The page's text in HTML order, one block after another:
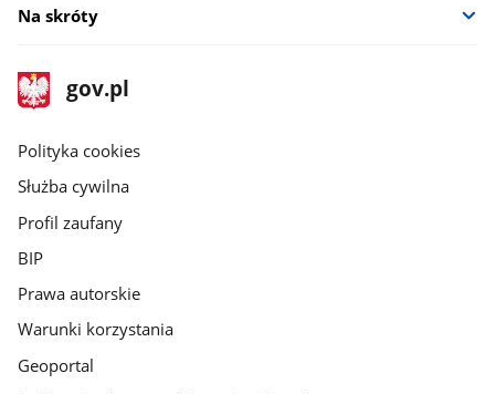
Na skróty
stopka
gov.pl
Strona
gov.pl
gov.pl
Polityka cookies
Służba cywilna
Profil zaufany
BIP
Prawa autorskie
Warunki korzystania
Geoportal